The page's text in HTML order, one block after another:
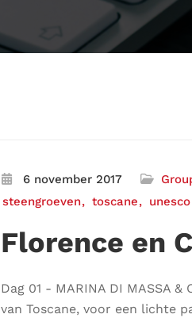
6 november 2017
steengroeven
toscane unesco
Florence en
Dag 01 - MARINA DI MASSA
van Toscane, voor een lichte